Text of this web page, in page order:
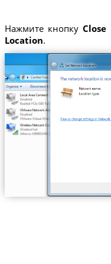
Нажмите кнопкуClose
Location.